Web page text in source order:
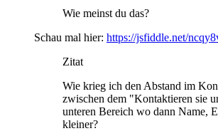
Wie meinst du das?
Schau mal hier: https://jsfiddle.net/
Zitat
Wie krieg ich den Abstand im
zwischen dem "Kontaktieren sie
unteren Bereich wo dann Name,
kleiner?